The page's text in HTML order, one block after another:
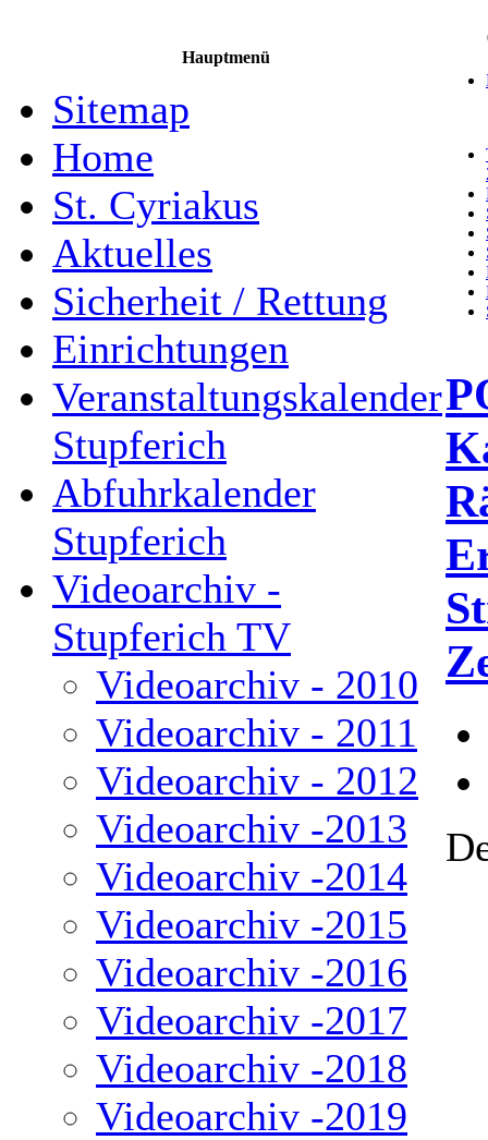
Hauptmenü
Sitemap
Home
St. Cyriakus
Aktuelles
Sicherheit / Rettung
Einrichtungen
Veranstaltungskalender
Stupferich
Abfuhrkalender
Stupferich
Videoarchiv -
Stupferich TV
Videoarchiv - 2010
Videoarchiv - 2011
Videoarchiv - 2012
Videoarchiv -2013
Videoarchiv -2014
Videoarchiv -2015
Videoarchiv -2016
Videoarchiv -2017
Videoarchiv -2018
Videoarchiv -2019